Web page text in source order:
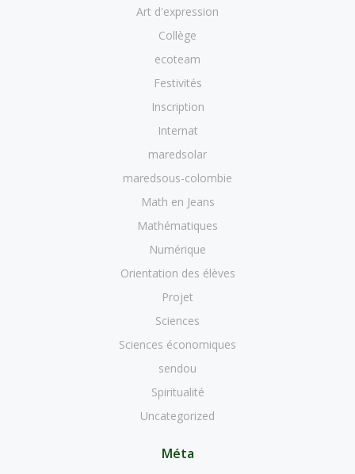
Art d'expression
Collège
ecoteam
Festivités
Inscription
Internat
maredsolar
maredsous-colombie
Math en Jeans
Mathématiques
Numérique
Orientation des élèves
Projet
Sciences
Sciences économiques
sendou
Spiritualité
Uncategorized
Méta